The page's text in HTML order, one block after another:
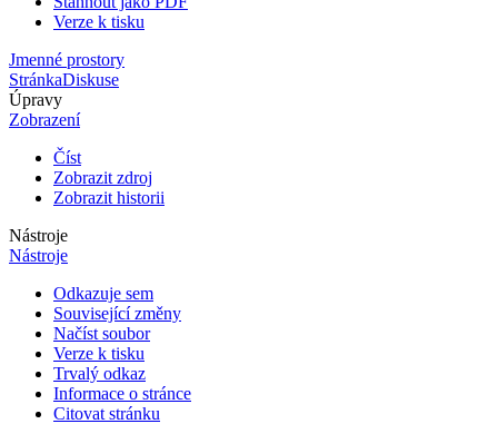
Verze k tisku
Jmenné prostory
StránkaDiskuse
Úpravy
Zobrazení
Číst
Zobrazit zdroj
Zobrazit historii
Nástroje
Nástroje
Odkazuje sem
Související změny
Načíst soubor
Verze k tisku
Trvalý odkaz
Informace o stránce
Citovat stránku